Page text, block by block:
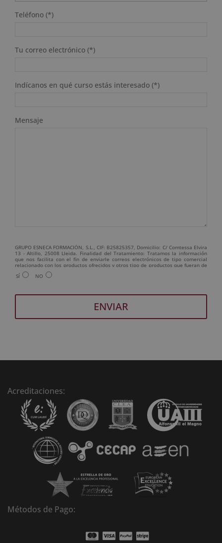
Teléfono (*)
Tu correo electrónico (*)
Indícanos en qué curso estás interesado (*)
Mensaje
GRUPO ESNECA FORMACIÓN, S.L., CIF: B25825357, Domicilio: C/ Comtessa Elvira
13 - Altillo, 25008 Lleida. Finalidad del Tratamiento: Tratamos la información
que nos facilita con el fin de enviarle correos electrónicos de tipo comercial
relacionado con los productos ofrecidos y otros tipo de productos que fueran de
su interés. Legitimación del tratamiento: Consentimiento del interesado.
Derechos: Puede ejercitar sus derechos identificándose suficientemente,
telefónica y/o email):
SÍ NO
e
n
Acreditaciones:
Métodos de Pago: